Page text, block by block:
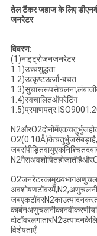
तेल टैंकर जहाज के लिए
जनरेटर
विवरण:
(1)नाइट्रोजनजनरेटर
1.1)उच्चशुद्धता
1.2)उत्कृष्टऊर्जा-बचत
1.4)स्वचालितऑपरेटिंग
विशेषताएँ: